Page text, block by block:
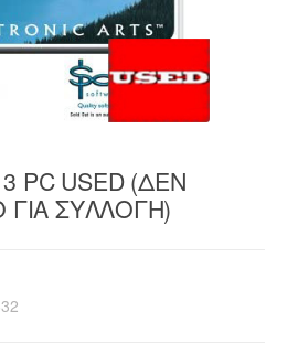
PC USED (ΔΕΝ
ΓΙΑ ΣΥΛΛΟΓΗ)